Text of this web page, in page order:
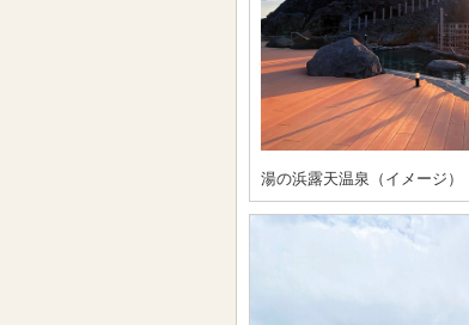
湯の浜露天温泉（イメージ）